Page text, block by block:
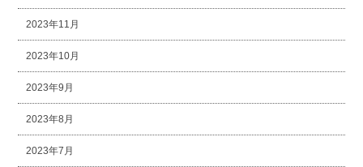
2023年11月
2023年10月
2023年9月
2023年8月
2023年7月